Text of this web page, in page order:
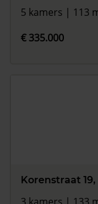
5 kamers | 113
€ 335.000
Korenstraat